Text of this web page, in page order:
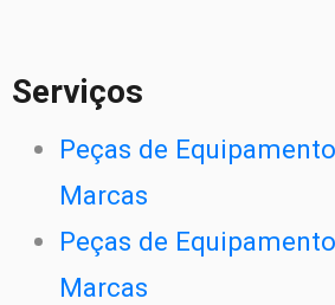
Serviços
Peças de
Marcas
Peças de
Marcas